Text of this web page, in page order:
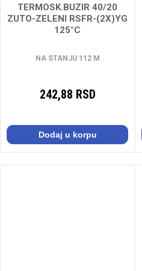
TERMOSK.BUZIR 40/20
ZUTO-ZELENI RSFR-(2X)YG
125°C
NA STANJU 112 M
242,88 RSD
Dodaj u korpu